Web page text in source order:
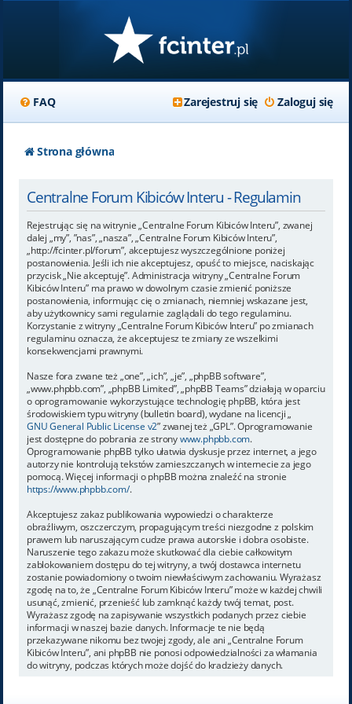
FAQ Zaloguj się
Zarejestruj się
Strona główna
Centralne Forum Kibiców Interu - Regulamin
Rejestrując się na witrynie „Centralne Forum Kibiców Interu”, zwanej
dalej „my”, ”nas”, „nasza”, „Centralne Forum Kibiców Interu”,
„http://fcinter.pl/forum”, akceptujesz wyszczególnione poniżej
postanowienia. Jeśli ich nie akceptujesz, opuść to miejsce, naciskając
przycisk „Nie akceptuję”. Administracja witryny „Centralne Forum
Kibiców Interu” ma prawo w dowolnym czasie zmienić poniższe
postanowienia, informując cię o zmianach, niemniej wskazane jest,
aby użytkownicy sami regularnie zaglądali do tego regulaminu.
Korzystanie z witryny „Centralne Forum Kibiców Interu” po zmianach
regulaminu oznacza, że akceptujesz te zmiany ze wszelkimi
konsekwencjami prawnymi.
Nasze fora zwane też „one”, „ich”, „je”, „phpBB software”,
„www.phpbb.com”, „phpBB Limited”, „phpBB Teams” działają w oparciu
o oprogramowanie wykorzystujące technologię phpBB, która jest
środowiskiem typu witryny (bulletin board), wydane na licencji „
GNU General Public License v2” zwanej też „GPL”. Oprogramowanie
jest dostępne do pobrania ze stronywww.phpbb.com.
Oprogramowanie phpBB tylko ułatwia dyskusje przez internet, a jego
autorzy nie kontrolują tekstów zamieszczanych w internecie za jego
pomocą. Więcej informacji o phpBB można znaleźć na stronie
https://www.phpbb.com/.
Akceptujesz zakaz publikowania wypowiedzi o charakterze
obraźliwym, oszczerczym, propagującym treści niezgodne z polskim
prawem lub naruszającym cudze prawa autorskie i dobra osobiste.
Naruszenie tego zakazu może skutkować dla ciebie całkowitym
zablokowaniem dostępu do tej witryny, a twój dostawca internetu
zostanie powiadomiony o twoim niewłaściwym zachowaniu. Wyrażasz
zgodę na to, że „Centralne Forum Kibiców Interu” może w każdej chwili
usunąć, zmienić, przenieść lub zamknąć każdy twój temat, post.
Wyrażasz zgodę na zapisywanie wszystkich podanych przez ciebie
informacji w naszej bazie danych. Informacje te nie będą
przekazywane nikomu bez twojej zgody, ale ani „Centralne Forum
Kibiców Interu”, ani phpBB nie ponosi odpowiedzialności za włamania
do witryny, podczas których może dojść do kradzieży danych.